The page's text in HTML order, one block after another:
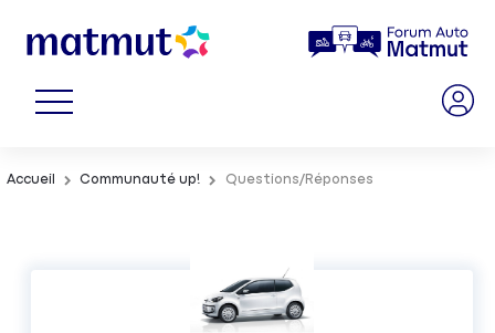
Accueil Communauté up! Questions/Réponses